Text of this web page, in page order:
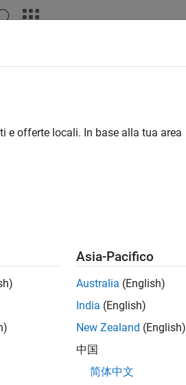
e offerte locali. In base alla tua area
Asia-Pacifico
Australia (English)
India (English)
New Zealand (English)
中国
简体中文